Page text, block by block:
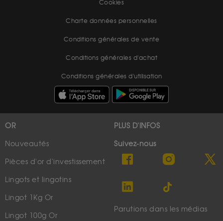
Cookies
Charte données personnelles
Conditions générales de vente
Conditions générales d'achat
Conditions générales d'utilisation
OR
Nouveautés
Pièces d'or d'investissement
Lingots et lingotins
Lingot 1Kg Or
Lingot 100g Or
PLUS D'INFOS
Suivez-nous
Parutions dans les médias